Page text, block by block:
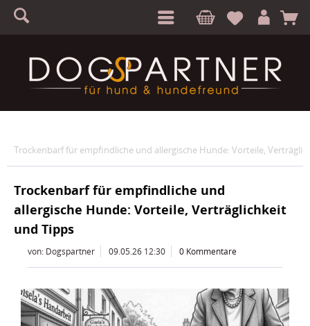
S A
Trockenbarf für empfindliche und allergische Hunde: Vorteile,
Trockenbarf für empfindliche und
allergische Hunde: Vorteile, Verträglichkeit
und Tipps
von: Dogspartner 09.05.26 12:30 0 Kommentare